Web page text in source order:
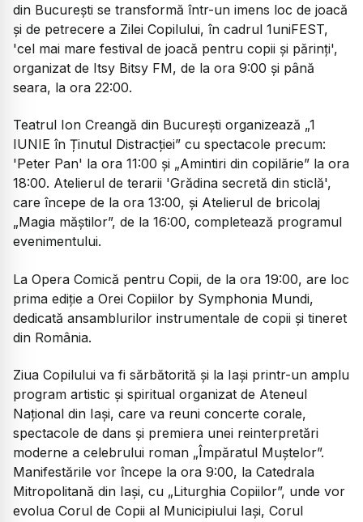
din București se transformă într-un imens loc de joacă
și de petrecere a Zilei Copilului, în cadrul 1uniFEST,
'cel mai mare festival de joacă pentru copii și părinți',
organizat de Itsy Bitsy FM, de la ora 9:00 și până
seara, la ora 22:00.
Teatrul Ion Creangă din București organizează „1
IUNIE în Ținutul Distracției” cu spectacole precum:
'Peter Pan' la ora 11:00 și „Amintiri din copilărie” la ora
18:00. Atelierul de terarii 'Grădina secretă din sticlă',
care începe de la ora 13:00, și Atelierul de bricolaj
„Magia măștilor”, de la 16:00, completează programul
evenimentului.
La Opera Comică pentru Copii, de la ora 19:00, are loc
prima ediție a Orei Copiilor by Symphonia Mundi,
dedicată ansamblurilor instrumentale de copii și tineret
din România.
Ziua Copilului va fi sărbătorită și la Iași printr-un amplu
program artistic și spiritual organizat de Ateneul
Național din Iași, care va reuni concerte corale,
spectacole de dans și premiera unei reinterpretări
moderne a celebrului roman „Împăratul Muștelor”.
Manifestările vor începe la ora 9:00, la Catedrala
Mitropolitană din Iași, cu „Liturghia Copiilor”, unde vor
evolua Corul de Copii al Municipiului Iași, Corul